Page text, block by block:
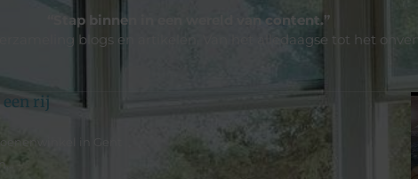
“Stap binnen in een wereld van content.”
blogs en artikelen. Van het alledaagse tot het
een rij
in Gent